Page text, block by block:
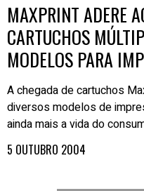
MAXPRINT ADERE
CARTUCHOS
MODELOS PARA
A chegada de cartuchos
diversos modelos de
ainda mais a vida do
5 OUTUBRO 2004